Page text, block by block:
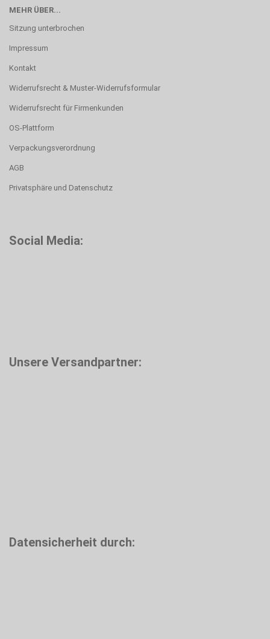
MEHR ÜBER...
Sitzung unterbrochen
Impressum
Kontakt
Widerrufsrecht & Muster-Widerrufsformular
Widerrufsrecht für Firmenkunden
OS-Plattform
Verpackungsverordnung
AGB
Privatsphäre und Datenschutz
Social Media:
Unsere Versandpartner:
Datensicherheit durch: